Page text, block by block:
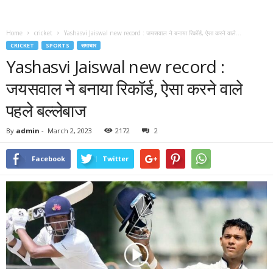
Home cricket Yashasvi Jaiswal new record : जयसवाल ने बनाया रिकॉर्ड, ऐसा करने वाले...
CRICKET SPORTS समाचार
Yashasvi Jaiswal new record :
जयसवाल ने बनाया रिकॉर्ड, ऐसा करने वाले
पहले बल्लेबाज
By admin - March 2, 2023 2172 2
Facebook Twitter